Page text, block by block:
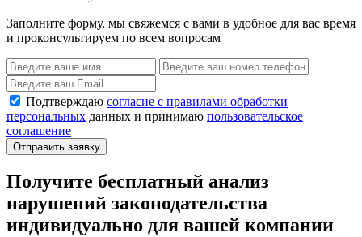
Заполните форму, мы свяжемся с вами в удобное для вас время
и проконсультируем по всем вопросам
Подтверждаю согласие с правилами обработки
персональных данных и принимаю пользовательское
соглашение
Отправить заявку
Получите бесплатный анализ
нарушений законодательства
индивидуально для вашей компании